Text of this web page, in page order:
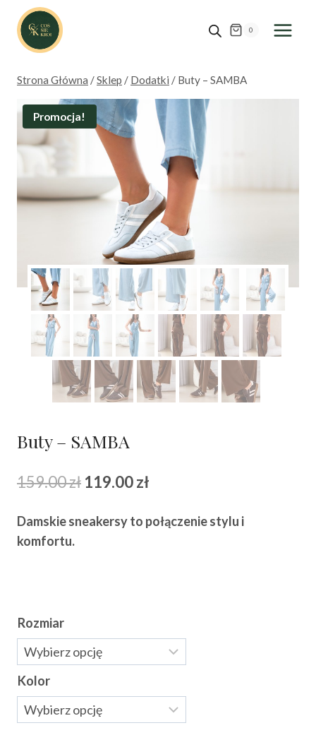
Przejdź
treści
0
Strona Główna /Sklep / Dodatki / Buty – SAMBA
Promocja!
Buty – SAMBA
159.00zł Pierwotna
wynosiła:
119.00zł
wynosi:
Damskie sneakersy to połączenie stylu i
komfortu.
Rozmiar
Kolor